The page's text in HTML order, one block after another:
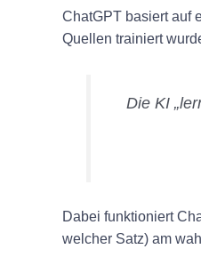
ChatGPT basiert auf
Quellen trainiert
Die KI
Dabei funktioniert
welcher Satz) am